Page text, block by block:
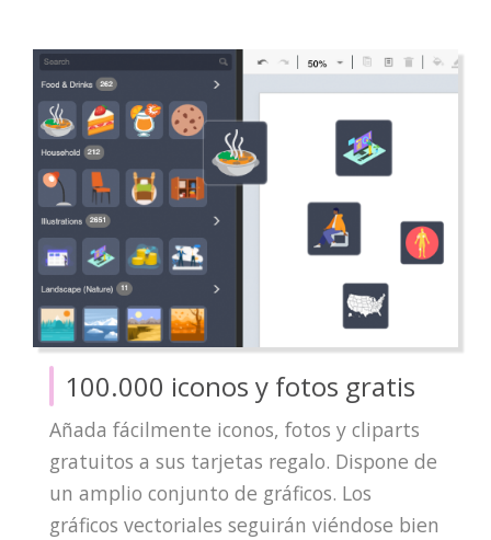
100.000 iconos y fotos gratis
Añada fácilmente iconos, fotos y cliparts
gratuitos a sus tarjetas regalo. Dispone de
un amplio conjunto de gráficos. Los
gráficos vectoriales seguirán viéndose bien